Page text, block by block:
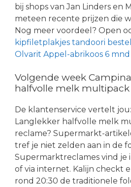
bij shops van Jan Linders en
meteen recente prijzen die
Nog meer voordeel? Open
kipfiletplakjes tandoori
Olvarit Appel-abrikoos 6
Volgende week
halfvolle melk multipack
De klantenservice vertelt
Langlekker halfvolle melk
reclame? Supermarkt-
tref je niet zelden aan in de
Supermarktreclames vind je
of via internet. Kalijn checkt
rond 20:30 de traditionele